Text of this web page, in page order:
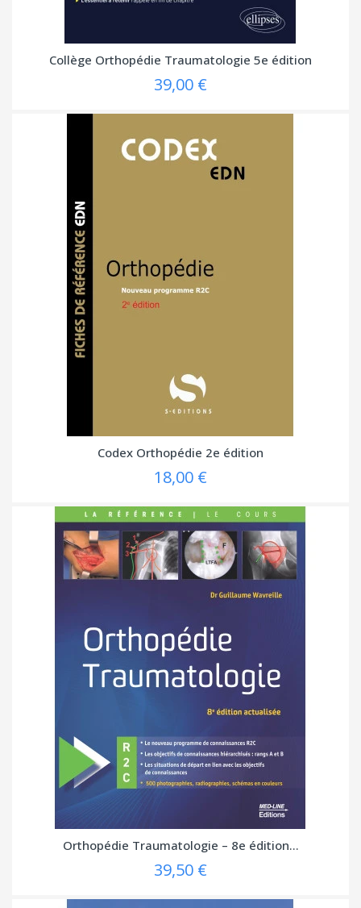
Collège Orthopédie Traumatologie 5e édition
39,00 €
Codex Orthopédie 2e édition
18,00 €
Orthopédie Traumatologie – 8e édition...
39,50 €